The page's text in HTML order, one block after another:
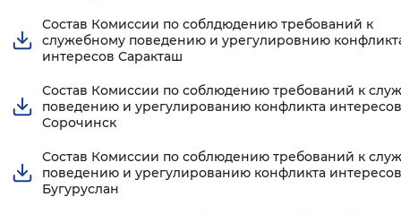
Состав Комиссии по соблдюдению требований к
служебному поведению и урегулировнию
интересов Саракташ
Состав Комиссии по соблюдению требований к
поведению и урегулированию конфликта интересов
Сорочинск
Состав Комиссии по соблюдению требований к
поведению и урегулированию конфликта интересов
Бугуруслан